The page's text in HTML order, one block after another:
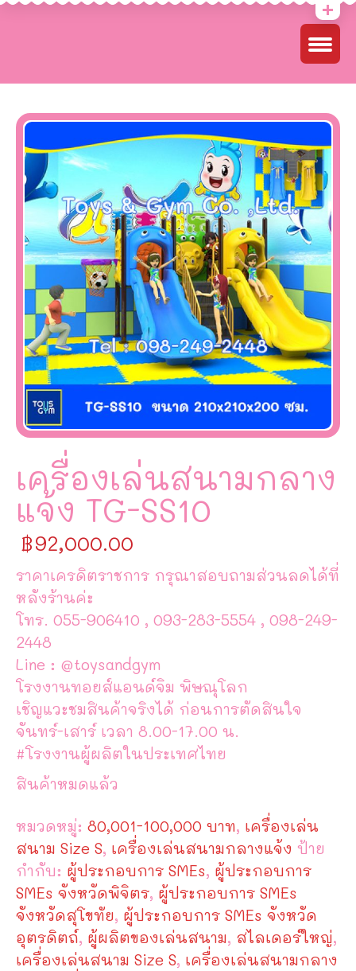
เครื่องเล่นสนามกลาง
แจ้ง TG-SS10
฿92,000.00
ราคาเครดิตราชการ กรุณาสอบถามส่วนลดได้ที่
หลังร้านค่ะ
โทร. 055-906410 , 093-283-5554 , 098-249-
2448
Line : @toysandgym
โรงงานทอยส์แอนด์จิม พิษณุโลก
เชิญแวะชมสินค้าจริงได้ ก่อนการตัดสินใจ
จันทร์-เสาร์ เวลา 8.00-17.00 น.
#โรงงานผู้ผลิตในประเทศไทย
สินค้าหมดแล้ว
หมวดหมู่: 80,001-100,000 บาท, เครื่องเล่น
สนาม Size S, เครื่องเล่นสนามกลางแจ้ง ป้าย
กำกับ: ผู้ประกอบการ SMEs, ผู้ประกอบการ
SMEs จังหวัดพิจิตร, ผู้ประกอบการ SMEs
จังหวัดสุโขทัย, ผู้ประกอบการ SMEs จังหวัด
อุตรดิตถ์, ผู้ผลิตของเล่นสนาม, สไลเดอร์ใหญ่,
เครื่องเล่นสนาม Size S, เครื่องเล่นสนามกลาง